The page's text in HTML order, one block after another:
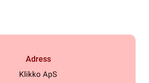
Adress